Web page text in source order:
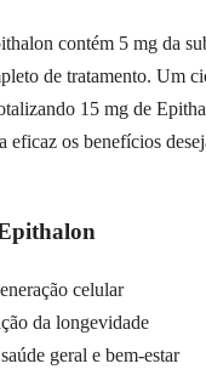
contém 5 mg da
de tratamento. Um
15 mg de
eficaz os benefícios
celular
da longevidade
geral e bem-estar